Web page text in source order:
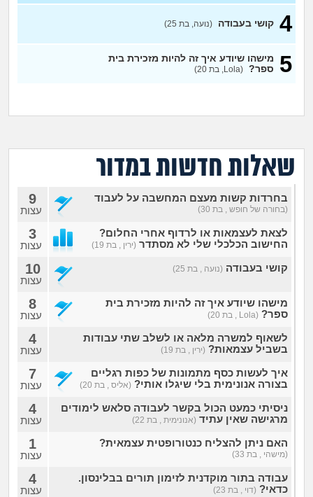
עבודה וקריירה
חברים ואנשים
מה שעובר עליי
שומרים על הגוף
4 קושי בעבודה (נועה, בת 25)
5
מישהו שיודע איך זה להיות מזכירת בית
ספר? (Lola, בת 20)
שאלות חדשות במדור
בחרדות קשות מעצם המחשבה על לעבוד
(בחורה של חופש , בת 30)
9
עצות
לצאת לעצמאות או לרדוף אחרי החלום?
החישוב הכלכלי שלי לא מסתדר (ירין , בת 19)
3
עצות
קושי בעבודה (נועה , בת 25) 10
עצות
מישהו שיודע איך זה להיות מזכירת בית
ספר? (Lola , בת 20)
8
עצות
לשאוף למשרה מלאה או לשלב שתי עבודות
בשביל עצמאות? (ירין , בת 19)
4
עצות
איך לעשות כסף מתמונות של כפות רגליים
בצורה אנונימית בלי שיגלו אותי? (אליס , בת 20)
7
עצות
ניסיתי כמעט הכול בקשר לעבודה סלאש לימודים
מרגישה שאין עתיד (אנונימית , בת 22)
4
עצות
האם ניתן להצליח כנטורופטית עצמאית?
(מישהי , בת 33)
1
עצות
עבודה בתור מוקדנית לזימון תורים בבלינסון.
כדאי? (דוי , בת 23)
4
עצות